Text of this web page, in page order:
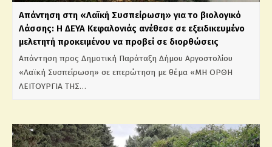
Απάντηση στη «Λαϊκή Συσπείρωση» για το βιολογικό
Λάσσης: Η ΔΕΥΑ Κεφαλονιάς ανέθεσε σε εξειδικευμένο
μελετητή προκειμένου να προβεί σε διορθώσεις
Απάντηση προς Δημοτική Παράταξη Δήμου Αργοστολίου
«Λαϊκή Συσπείρωση» σε επερώτηση με θέμα «ΜΗ ΟΡΘΗ
ΛΕΙΤΟΥΡΓΙΑ ΤΗΣ…